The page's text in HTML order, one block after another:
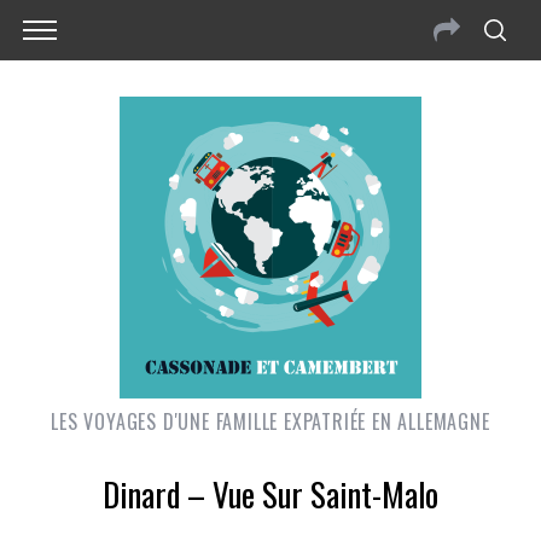
LES VOYAGES D'UNE FAMILLE EXPATRIÉE EN ALLEMAGNE
Dinard – Vue Sur Saint-Malo